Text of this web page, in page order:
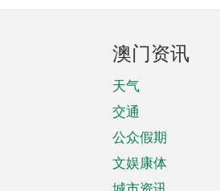
澳门资讯
天气
交通
公众假期
文娱康体